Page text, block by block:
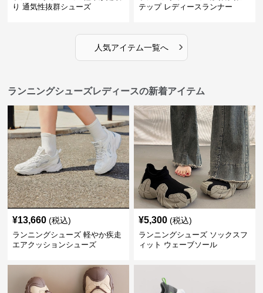
り 通気性抜群シューズ
テップ レディースランナー
人気アイテム一覧へ ›
ランニングシューズレディースの新着アイテム
¥13,660 (税込)
ランニングシューズ 軽やか疾走
エアクッションシューズ
¥5,300 (税込)
ランニングシューズ ソックスフ
ィット ウェーブソール